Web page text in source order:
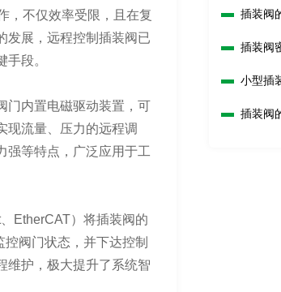
，不仅效率受限，且在复
发展，远程控制插装阀已
段。
门内置电磁驱动装置，可
现流量、压力的远程调
强等特点，广泛应用于工
EtherCAT）将插装阀的
阀门状态，并下达控制
维护，极大提升了系统智
插装阀
插装阀
小型插
插装阀